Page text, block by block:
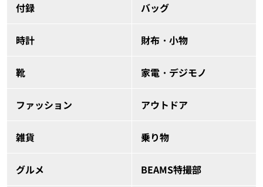
付録 バッグ
時計 財布・小物
靴 家電・デジモノ
ファッション アウトドア
雑貨 乗り物
グルメ BEAMS特撮部